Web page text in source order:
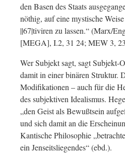
den Basen des Staats
nöthig, auf eine mystische
||67|tiviren zu lassen.“ (Marx/
[MEGA], I.2, 31 24; MEW 3,
Wer Subjekt sagt, sagt Subjekt-
damit in einer binären Struktur.
Modifikationen – auch für die
des subjektiven Idealismus.
„den Geist als Bewußtsein
und sich damit an die
Kantische Philosophie
ein Jenseitsliegendes“ (ebd.).